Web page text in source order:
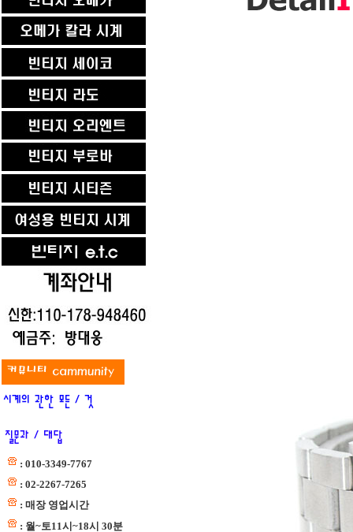
: 010-3349-7767
: 02-2267-7265
: 매장 영업시간
: 월~토11시~18시 30분